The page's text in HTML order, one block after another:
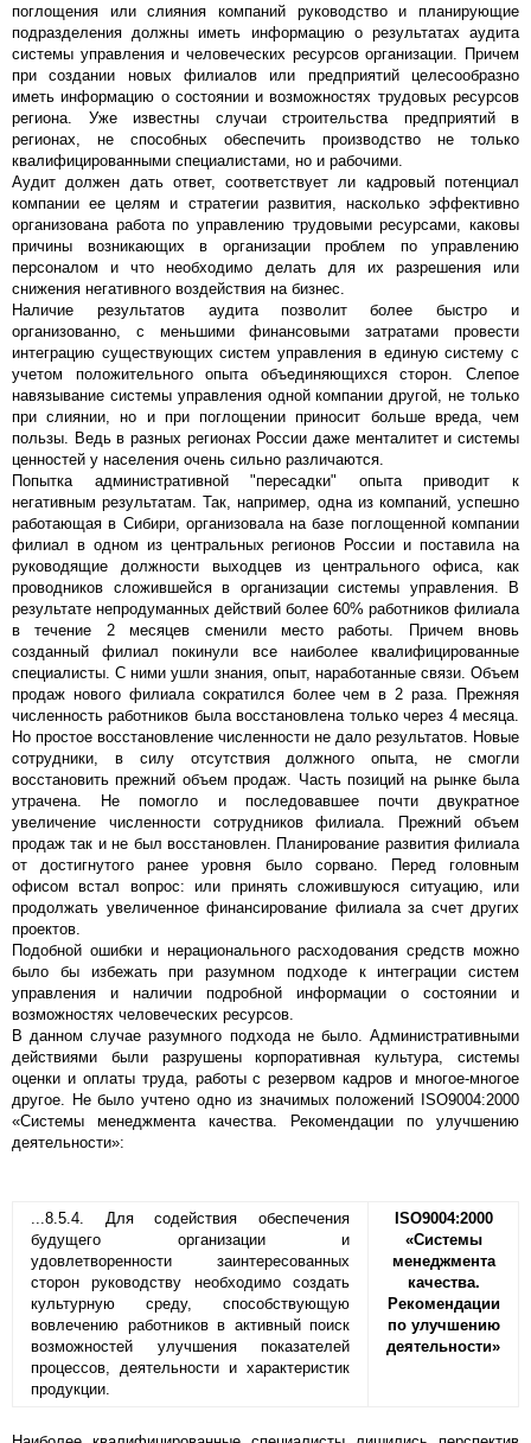
поглощения или слияния компаний руководство и планирующие
подразделения должны иметь информацию о результатах аудита
системы управления и человеческих ресурсов организации. Причем
при создании новых филиалов или предприятий целесообразно
иметь информацию о состоянии и возможностях трудовых ресурсов
региона. Уже известны случаи строительства предприятий в
регионах, не способных обеспечить производство не только
квалифицированными специалистами, но и рабочими.
Аудит должен дать ответ, соответствует ли кадровый потенциал
компании ее целям и стратегии развития, насколько эффективно
организована работа по управлению трудовыми ресурсами, каковы
причины возникающих в организации проблем по управлению
персоналом и что необходимо делать для их разрешения или
снижения негативного воздействия на бизнес.
Наличие результатов аудита позволит более быстро и
организованно, с меньшими финансовыми затратами провести
интеграцию существующих систем управления в единую систему с
учетом положительного опыта объединяющихся сторон. Слепое
навязывание системы управления одной компании другой, не только
при слиянии, но и при поглощении приносит больше вреда, чем
пользы. Ведь в разных регионах России даже менталитет и системы
ценностей у населения очень сильно различаются.
Попытка административной "пересадки" опыта приводит к
негативным результатам. Так, например, одна из компаний, успешно
работающая в Сибири, организовала на базе поглощенной компании
филиал в одном из центральных регионов России и поставила на
руководящие должности выходцев из центрального офиса, как
проводников сложившейся в организации системы управления. В
результате непродуманных действий более 60% работников филиала
в течение 2 месяцев сменили место работы. Причем вновь
созданный филиал покинули все наиболее квалифицированные
специалисты. С ними ушли знания, опыт, наработанные связи. Объем
продаж нового филиала сократился более чем в 2 раза. Прежняя
численность работников была восстановлена только через 4 месяца.
Но простое восстановление численности не дало результатов. Новые
сотрудники, в силу отсутствия должного опыта, не смогли
восстановить прежний объем продаж. Часть позиций на рынке была
утрачена. Не помогло и последовавшее почти двукратное
увеличение численности сотрудников филиала. Прежний объем
продаж так и не был восстановлен. Планирование развития филиала
от достигнутого ранее уровня было сорвано. Перед головным
офисом встал вопрос: или принять сложившуюся ситуацию, или
продолжать увеличенное финансирование филиала за счет других
проектов.
Подобной ошибки и нерационального расходования средств можно
было бы избежать при разумном подходе к интеграции систем
управления и наличии подробной информации о состоянии и
возможностях человеческих ресурсов.
В данном случае разумного подхода не было. Административными
действиями были разрушены корпоративная культура, системы
оценки и оплаты труда, работы с резервом кадров и многое-многое
другое. Не было учтено одно из значимых положений ISO9004:2000
«Системы менеджмента качества. Рекомендации по улучшению
деятельности»:
...8.5.4. Для содействия обеспечения
будущего организации и
удовлетворенности заинтересованных
сторон руководству необходимо создать
культурную среду, способствующую
вовлечению работников в активный поиск
возможностей улучшения показателей
процессов, деятельности и характеристик
продукции.
ISO9004:2000
«Системы
менеджмента
качества.
Рекомендации
по улучшению
деятельности»